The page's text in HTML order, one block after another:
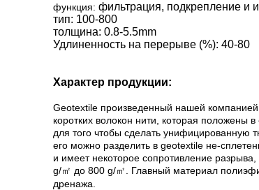
функция: фильтрация, подкрепление и
тип: 100-800
толщина: 0.8-5.5mm
Удлиненность на перерыве (%): 40-80
Характер продукции:
Geotextile произведенный нашей компанией
коротких волокон нити, которая положены
для того чтобы сделать унифицированную
его можно разделить в geotextile не-
и имеет некоторое сопротивление
g/㎡ до 800 g/㎡. Главный материал
дренажа.